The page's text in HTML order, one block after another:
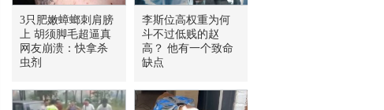
3只肥嫩蟑螂刺肩膀
上 胡须脚毛超逼真
网友崩溃：快拿杀
虫剂
李斯位高权重为何
斗不过低贱的赵
高？ 他有一个致命
缺点